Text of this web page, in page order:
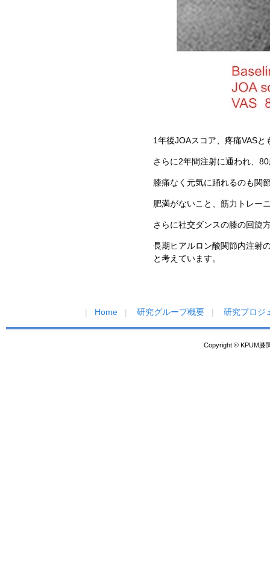
1年後JOAスコア、疼痛VAS
さらに2年間注射に通われ、
膝痛なく元気に踊れるのも関
肥満がないこと、筋力トレー
さらに社交ダンスの膝の回旋
長期ヒアルロン酸関節内注射
と考えています。
Home 研究グループ概要 研究プロジ
Copyright © KPUM膝